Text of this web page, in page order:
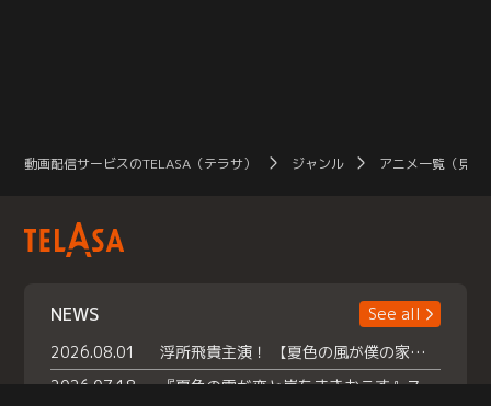
動画配信サービスのTELASA（テラサ） ジャンル アニメ一覧（見放
NEWS
See all
2026.08.01
浮所飛貴主演！ 【夏色の風が僕の家にやってきた】 本日よりテラサで独占配信スタート！
2026.07.18
『夏色の雲が恋と嵐をまきおこす』スペシャルメイキング 【Part1】2026年７月18日（土）23時30分～配信スタート！話題のシーンの裏側を大公開！豪華キャスト大集合！ 『武宮家 真夏の家族会議』開催！